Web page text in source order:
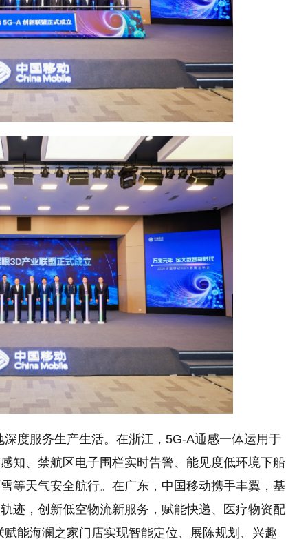
度服务生产生活。在浙江，5G-A通感一体运用于
知、禁航区电子围栏实时告警、能见度低环境下船
等天气安全航行。在广东，中国移动携手丰翼，基
迹，创新低空物流新服务，赋能快递、医疗物资配
能海澜之家门店实现智能定位、展陈规划、兴趣